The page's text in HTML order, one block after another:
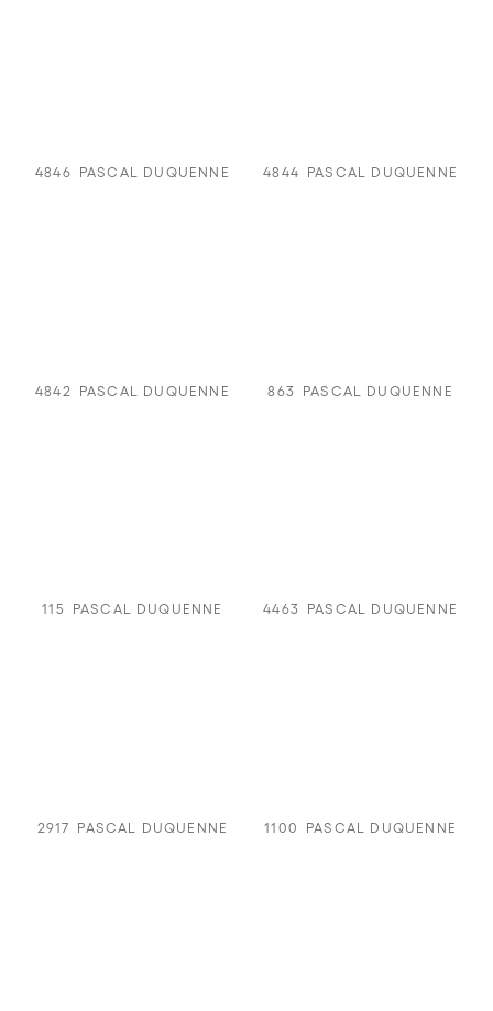
4846 PASCAL DUQUENNE 4844 PASCAL DUQUENNE
4842 PASCAL DUQUENNE 863 PASCAL DUQUENNE
115 PASCAL DUQUENNE 4463 PASCAL DUQUENNE
2917 PASCAL DUQUENNE 1100 PASCAL DUQUENNE